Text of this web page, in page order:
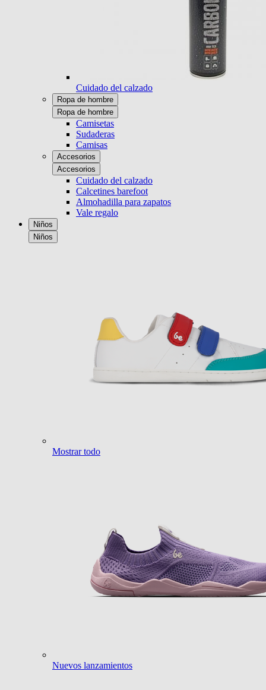
Cuidado del calzado
Ropa de hombre
Ropa de hombre
Camisetas
Sudaderas
Camisas
Accesorios
Accesorios
Cuidado del calzado
Calcetines barefoot
Almohadilla para zapatos
Vale regalo
Niños
Niños
Mostrar todo
Nuevos lanzamientos